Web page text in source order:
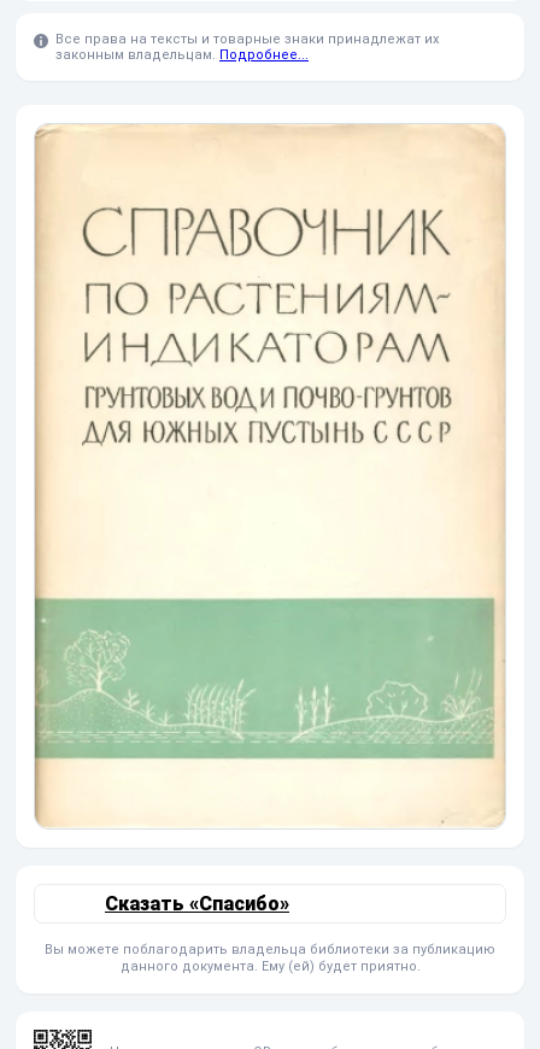
Все права на тексты и товарные знаки принадлежат их
законным владельцам. Подробнее...
Сказать «Спасибо»
Вы можете поблагодарить владельца библиотеки за публикацию
данного документа. Ему (ей) будет приятно.